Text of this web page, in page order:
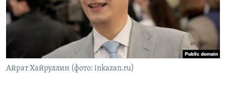
Айрат Хайруллин (фото: inkazan.ru)